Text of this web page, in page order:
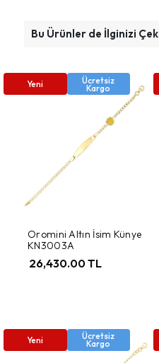
Bu Ürünler de İlginizi
Yeni Ücretsiz
Kargo
Oromini Altın İsim Künye
KN3003A
26,430.00 TL
Yeni Ücretsiz
Kargo